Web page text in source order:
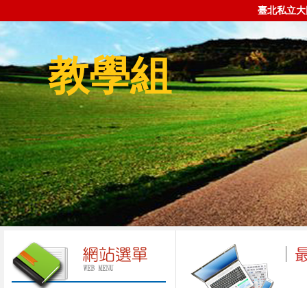
臺北私立
教學組